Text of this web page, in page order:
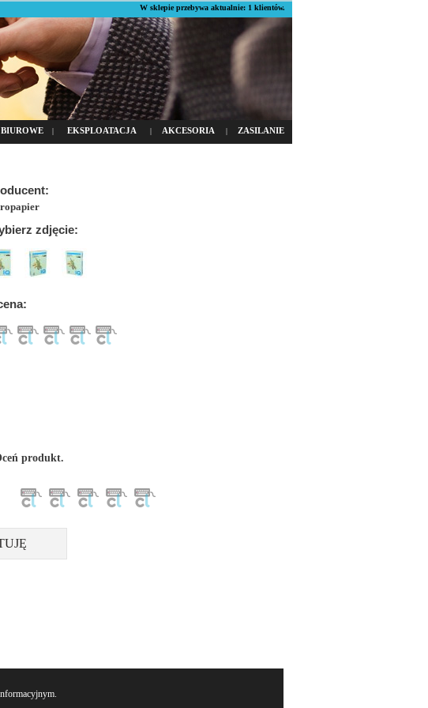
W sklepie przebywa aktualnie: 1 klientów.
BIUROWE | EKSPLOATACJA | AKCESORIA | ZASILANIE
zdjęcie:
produkt.